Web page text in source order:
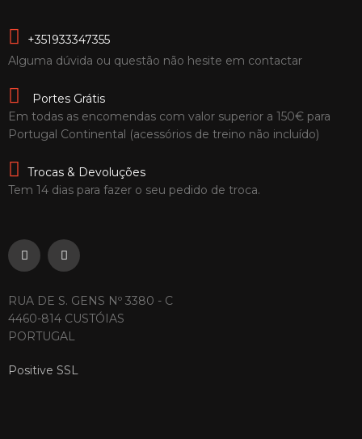
+351933347355
Alguma dúvida ou questão não hesite em contactar
Portes Grátis
Em todas as encomendas com valor superior a 150€ para
Portugal Continental (acessórios de treino não incluído)
Trocas & Devoluções
Tem 14 dias para fazer o seu pedido de troca.
RUA DE S. GENS Nº 3380 - C
4460-814 CUSTÓIAS
PORTUGAL
Positive SSL